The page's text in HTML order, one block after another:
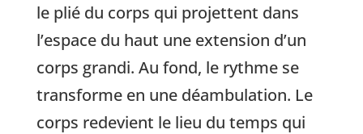
le plié du corps qui projettent dans
l’espace du haut une extension d’un
corps grandi. Au fond, le rythme se
transforme en une déambulation. Le
corps redevient le lieu du temps qui